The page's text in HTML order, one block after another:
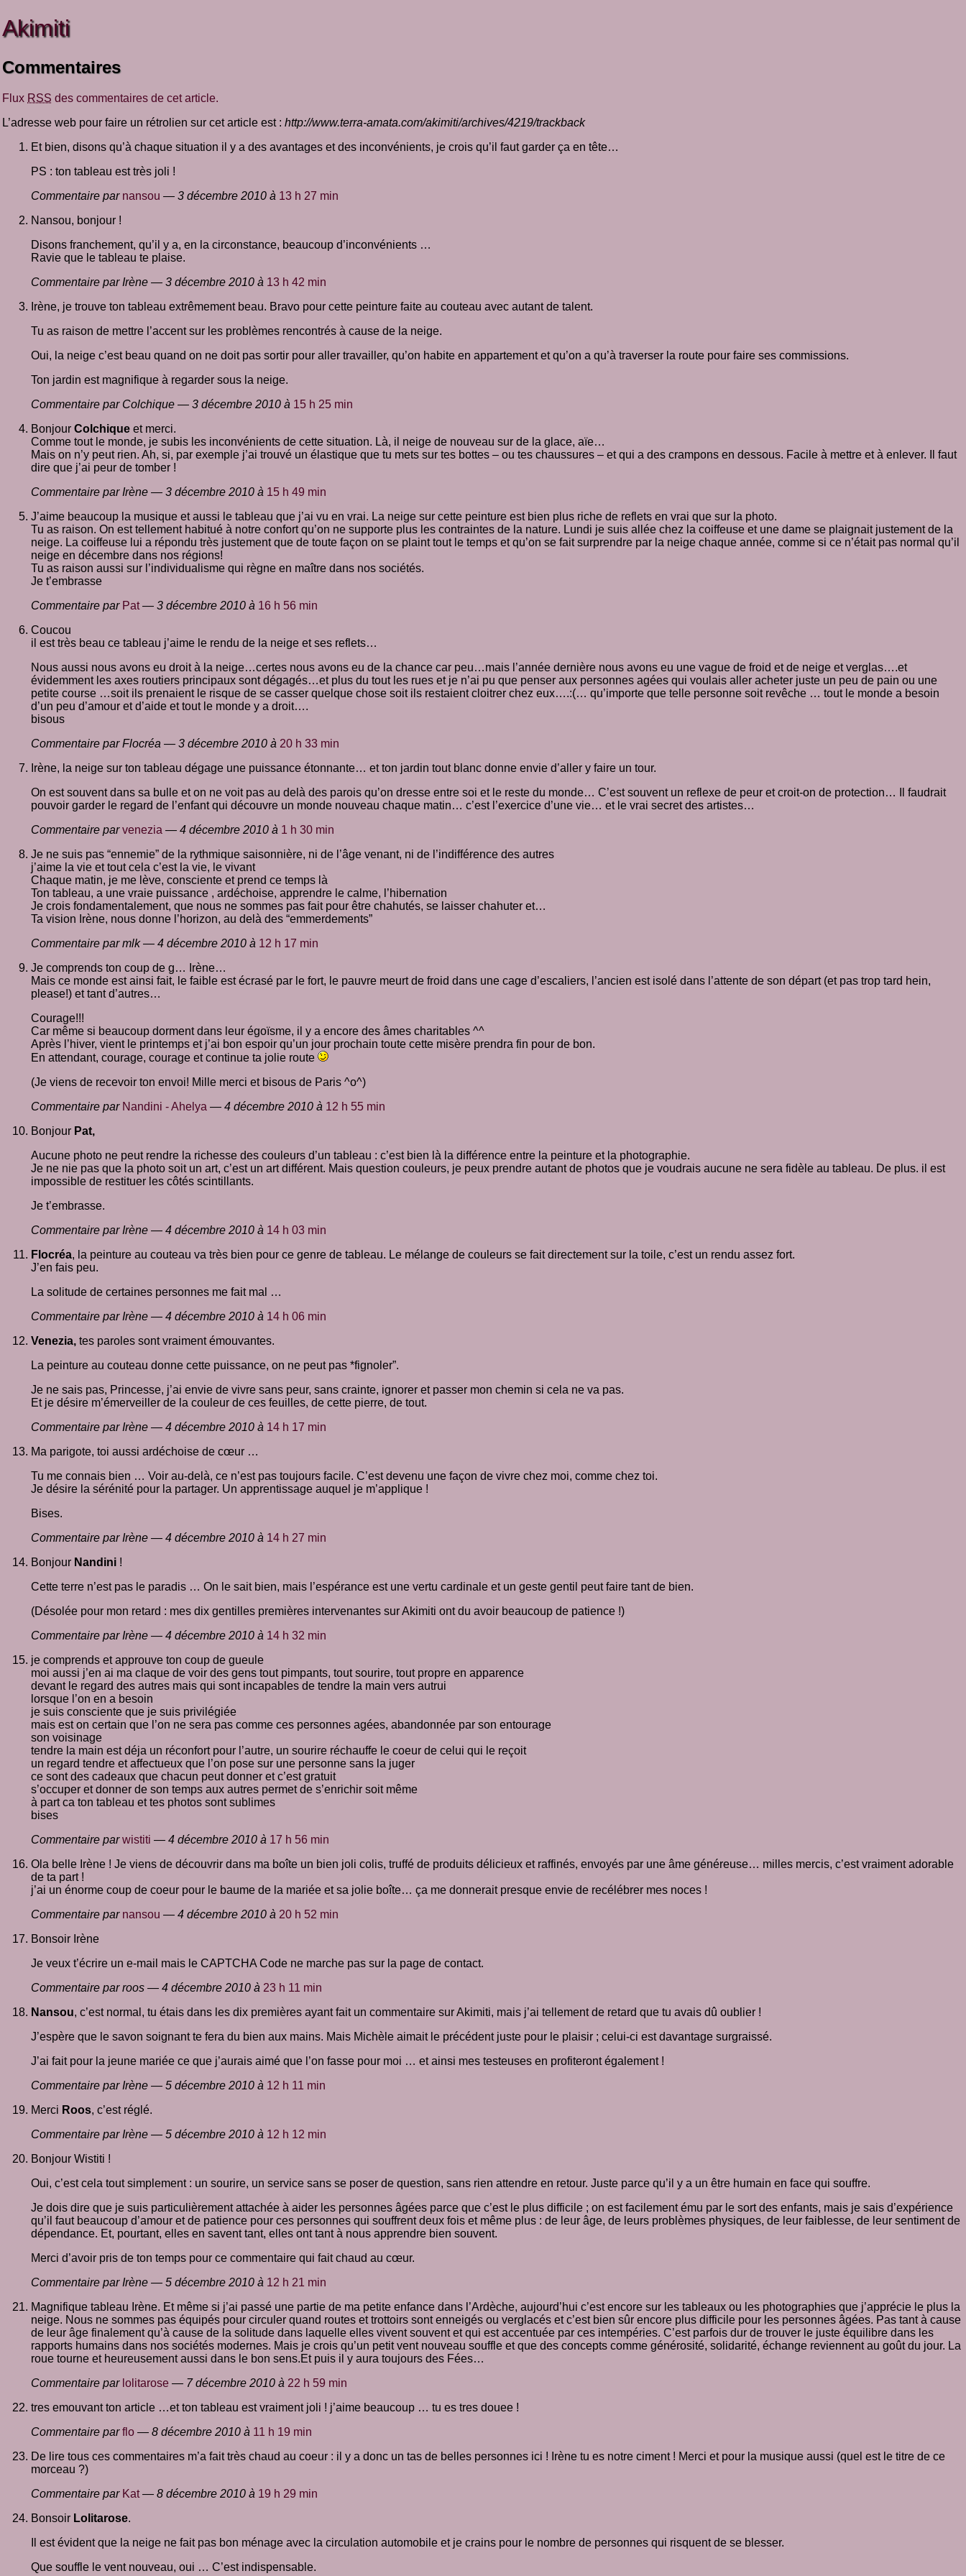
Akimiti
Commentaires
Flux RSS des commentaires de cet article.
L’adresse web pour faire un rétrolien sur cet article est : http://www.terra-amata.com/akimiti/archives/4219/trackback
Et bien, disons qu’à chaque situation il y a des avantages et des inconvénients, je crois qu’il faut garder ça en tête…
PS : ton tableau est très joli !
Commentaire par nansou — 3 décembre 2010 à 13 h 27 min
Nansou, bonjour !
Disons franchement, qu’il y a, en la circonstance, beaucoup d’inconvénients …
Ravie que le tableau te plaise.
Commentaire par Irène — 3 décembre 2010 à 13 h 42 min
Irène, je trouve ton tableau extrêmement beau. Bravo pour cette peinture faite au couteau avec autant de talent.
Tu as raison de mettre l’accent sur les problèmes rencontrés à cause de la neige.
Oui, la neige c’est beau quand on ne doit pas sortir pour aller travailler, qu’on habite en appartement et qu’on a qu’à traverser la route pour faire ses commissions.
Ton jardin est magnifique à regarder sous la neige.
Commentaire par Colchique — 3 décembre 2010 à 15 h 25 min
Bonjour Colchique et merci.
Comme tout le monde, je subis les inconvénients de cette situation. Là, il neige de nouveau sur de la glace, aïe…
Mais on n’y peut rien. Ah, si, par exemple j’ai trouvé un élastique que tu mets sur tes bottes – ou tes chaussures – et qui a des crampons en dessous. Facile à mettre et à enlever. Il faut
dire que j’ai peur de tomber !
Commentaire par Irène — 3 décembre 2010 à 15 h 49 min
J’aime beaucoup la musique et aussi le tableau que j’ai vu en vrai. La neige sur cette peinture est bien plus riche de reflets en vrai que sur la photo.
Tu as raison. On est tellement habitué à notre confort qu’on ne supporte plus les contraintes de la nature. Lundi je suis allée chez la coiffeuse et une dame se plaignait justement de la
neige. La coiffeuse lui a répondu très justement que de toute façon on se plaint tout le temps et qu’on se fait surprendre par la neige chaque année, comme si ce n’était pas normal qu’il
neige en décembre dans nos régions!
Tu as raison aussi sur l’individualisme qui règne en maître dans nos sociétés.
Je t’embrasse
Commentaire par Pat— 3 décembre 2010 à 16 h 56 min
Coucou
il est très beau ce tableau j’aime le rendu de la neige et ses reflets…
Nous aussi nous avons eu droit à la neige…certes nous avons eu de la chance car peu…mais l’année dernière nous avons eu une vague de froid et de neige et verglas….et
évidemment les axes routiers principaux sont dégagés…et plus du tout les rues et je n’ai pu que penser aux personnes agées qui voulais aller acheter juste un peu de pain ou une
petite course …soit ils prenaient le risque de se casser quelque chose soit ils restaient cloitrer chez eux….:(… qu’importe que telle personne soit revêche … tout le monde a besoin
d’un peu d’amour et d’aide et tout le monde y a droit….
bisous
Commentaire par Flocréa — 3 décembre 2010 à 20 h 33 min
Irène, la neige sur ton tableau dégage une puissance étonnante… et ton jardin tout blanc donne envie d’aller y faire un tour.
On est souvent dans sa bulle et on ne voit pas au delà des parois qu’on dresse entre soi et le reste du monde… C’est souvent un reflexe de peur et croit-on de protection… Il faudrait
pouvoir garder le regard de l’enfant qui découvre un monde nouveau chaque matin… c’est l’exercice d’une vie… et le vrai secret des artistes…
Commentaire parvenezia — 4 décembre 2010 à 1 h 30 min
Je ne suis pas “ennemie” de la rythmique saisonnière, ni de l’âge venant, ni de l’indifférence des autres
j’aime la vie et tout cela c’est la vie, le vivant
Chaque matin, je me lève, consciente et prend ce temps là
Ton tableau, a une vraie puissance , ardéchoise, apprendre le calme, l’hibernation
Je crois fondamentalement, que nous ne sommes pas fait pour être chahutés, se laisser chahuter et…
Ta vision Irène, nous donne l’horizon, au delà des “emmerdements”
Commentaire par mlk — 4 décembre 2010 à 12 h 17 min
Je comprends ton coup de g… Irène…
Mais ce monde est ainsi fait, le faible est écrasé par le fort, le pauvre meurt de froid dans une cage d’escaliers, l’ancien est isolé dans l’attente de son départ (et pas trop tard hein,
please!) et tant d’autres…
Courage!!!
Car même si beaucoup dorment dans leur égoïsme, il y a encore des âmes charitables ^^
Après l’hiver, vient le printemps et j’ai bon espoir qu’un jour prochain toute cette misère prendra fin pour de bon.
En attendant, courage, courage et continue ta jolie route
(Je viens de recevoir ton envoi! Mille merci et bisous de Paris ^o^)
Commentaire par Nandini - Ahelya — 4 décembre 2010 à 12 h 55 min
Bonjour Pat,
Aucune photo ne peut rendre la richesse des couleurs d’un tableau : c’est bien là la différence entre la peinture et la photographie.
Je ne nie pas que la photo soit un art, c’est un art différent. Mais question couleurs, je peux prendre autant de photos que je voudrais aucune ne sera fidèle au tableau. De plus. il est
impossible de restituer les côtés scintillants.
Je t’embrasse.
Commentaire par Irène — 4 décembre 2010 à 14 h 03 min
Flocréa, la peinture au couteau va très bien pour ce genre de tableau. Le mélange de couleurs se fait directement sur la toile, c’est un rendu assez fort.
J’en fais peu.
La solitude de certaines personnes me fait mal …
Commentaire par Irène — 4 décembre 2010 à 14 h 06 min
Venezia, tes paroles sont vraiment émouvantes.
La peinture au couteau donne cette puissance, on ne peut pas *fignoler”.
Je ne sais pas, Princesse, j’ai envie de vivre sans peur, sans crainte, ignorer et passer mon chemin si cela ne va pas.
Et je désire m’émerveiller de la couleur de ces feuilles, de cette pierre, de tout.
Commentaire par Irène — 4 décembre 2010 à 14 h 17 min
Ma parigote, toi aussi ardéchoise de cœur …
Tu me connais bien … Voir au-delà, ce n’est pas toujours facile. C’est devenu une façon de vivre chez moi, comme chez toi.
Je désire la sérénité pour la partager. Un apprentissage auquel je m’applique !
Bises.
Commentaire par Irène — 4 décembre 2010 à 14 h 27 min
Bonjour Nandini !
Cette terre n’est pas le paradis … On le sait bien, mais l’espérance est une vertu cardinale et un geste gentil peut faire tant de bien.
(Désolée pour mon retard : mes dix gentilles premières intervenantes sur Akimiti ont du avoir beaucoup de patience !)
Commentaire par Irène — 4 décembre 2010 à 14 h 32 min
je comprends et approuve ton coup de gueule
moi aussi j’en ai ma claque de voir des gens tout pimpants, tout sourire, tout propre en apparence
devant le regard des autres mais qui sont incapables de tendre la main vers autrui
lorsque l’on en a besoin
je suis consciente que je suis privilégiée
mais est on certain que l’on ne sera pas comme ces personnes agées, abandonnée par son entourage
son voisinage
tendre la main est déja un réconfort pour l’autre, un sourire réchauffe le coeur de celui qui le reçoit
un regard tendre et affectueux que l’on pose sur une personne sans la juger
ce sont des cadeaux que chacun peut donner et c’est gratuit
s’occuper et donner de son temps aux autres permet de s’enrichir soit même
à part ca ton tableau et tes photos sont sublimes
bises
Commentaire parwistiti — 4 décembre 2010 à 17 h 56 min
Ola belle Irène ! Je viens de découvrir dans ma boîte un bien joli colis, truffé de produits délicieux et raffinés, envoyés par une âme généreuse… milles mercis, c’est vraiment adorable
de ta part !
j’ai un énorme coup de coeur pour le baume de la mariée et sa jolie boîte… ça me donnerait presque envie de recélébrer mes noces !
Commentaire par nansou — 4 décembre 2010 à 20 h 52 min
Bonsoir Irène
Je veux t’écrire un e-mail mais le CAPTCHA Code ne marche pas sur la page de contact.
Commentaire par roos — 4 décembre 2010 à 23 h 11 min
Nansou, c’est normal, tu étais dans les dix premières ayant fait un commentaire sur Akimiti, mais j’ai tellement de retard que tu avais dû oublier !
J’espère que le savon soignant te fera du bien aux mains. Mais Michèle aimait le précédent juste pour le plaisir ; celui-ci est davantage surgraissé.
J’ai fait pour la jeune mariée ce que j’aurais aimé que l’on fasse pour moi … et ainsi mes testeuses en profiteront également !
Commentaire par Irène — 5 décembre 2010 à 12 h 11 min
Merci Roos, c’est réglé.
Commentaire par Irène — 5 décembre 2010 à 12 h 12 min
Bonjour Wistiti !
Oui, c’est cela tout simplement : un sourire, un service sans se poser de question, sans rien attendre en retour. Juste parce qu’il y a un être humain en face qui souffre.
Je dois dire que je suis particulièrement attachée à aider les personnes âgées parce que c’est le plus difficile ; on est facilement ému par le sort des enfants, mais je sais d’expérience
qu’il faut beaucoup d’amour et de patience pour ces personnes qui souffrent deux fois et même plus : de leur âge, de leurs problèmes physiques, de leur faiblesse, de leur sentiment de
dépendance. Et, pourtant, elles en savent tant, elles ont tant à nous apprendre bien souvent.
Merci d’avoir pris de ton temps pour ce commentaire qui fait chaud au cœur.
Commentaire par Irène — 5 décembre 2010 à 12 h 21 min
Magnifique tableau Irène. Et même si j’ai passé une partie de ma petite enfance dans l’Ardèche, aujourd’hui c’est encore sur les tableaux ou les photographies que j’apprécie le plus la
neige. Nous ne sommes pas équipés pour circuler quand routes et trottoirs sont enneigés ou verglacés et c’est bien sûr encore plus difficile pour les personnes âgées. Pas tant à cause
de leur âge finalement qu’à cause de la solitude dans laquelle elles vivent souvent et qui est accentuée par ces intempéries. C’est parfois dur de trouver le juste équilibre dans les
rapports humains dans nos sociétés modernes. Mais je crois qu’un petit vent nouveau souffle et que des concepts comme générosité, solidarité, échange reviennent au goût du jour. La
roue tourne et heureusement aussi dans le bon sens.Et puis il y aura toujours des Fées…
Commentaire par lolitarose — 7 décembre 2010 à 22 h 59 min
tres emouvant ton article …et ton tableau est vraiment joli ! j’aime beaucoup … tu es tres douee !
Commentaire parflo — 8 décembre 2010 à 11 h 19 min
De lire tous ces commentaires m’a fait très chaud au coeur : il y a donc un tas de belles personnes ici ! Irène tu es notre ciment ! Merci et pour la musique aussi (quel est le titre de ce
morceau ?)
Commentaire par Kat— 8 décembre 2010 à 19 h 29 min
Bonsoir Lolitarose.
Il est évident que la neige ne fait pas bon ménage avec la circulation automobile et je crains pour le nombre de personnes qui risquent de se blesser.
Que souffle le vent nouveau, oui … C’est indispensable.